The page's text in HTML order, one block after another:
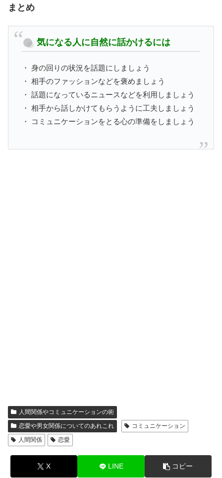
まとめ
気になる人に自然に話かけるには
・ 身の回りの状況を話題にしましょう
・ 相手のファッションなどを褒めましょう
・ 話題になっているニュースなどを利用しましょう
・ 相手から話しかけてもらうように工夫しましょう
・ コミュニケーションをとる心の準備をしましょう
人間関係やコミュニケーションの術
恋愛や男女関係についてのあれこれ
コミュニケーション
人間関係
恋愛
X LINE コピー